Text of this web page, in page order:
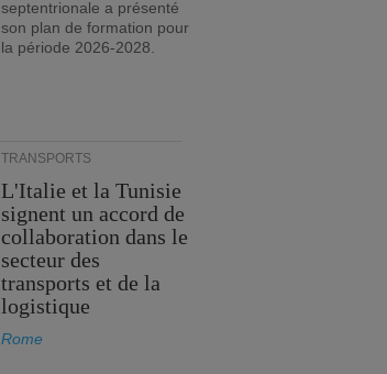
septentrionale a présenté
son plan de formation pour
la période 2026-2028.
TRANSPORTS
L'Italie et la Tunisie
signent un accord de
collaboration dans le
secteur des
transports et de la
logistique
Rome